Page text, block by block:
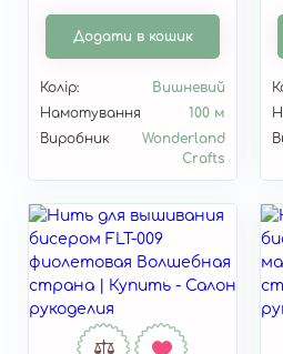
Додати в кошик
Колір:
Вишневий
Намотування
100 м
Виробник
Wonderland
Crafts